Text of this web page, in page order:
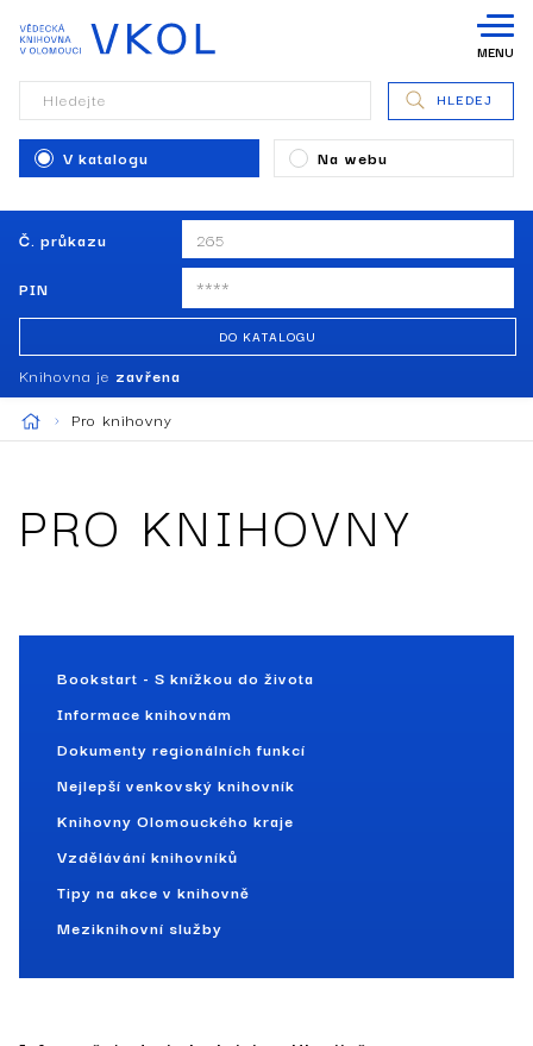
Č. průkazu
PIN
DO KATALOGU
Knihovna je zavřena
MENU
Hledejte
V katalogu Na webu
HLEDEJ
Pro knihovny
PRO KNIHOVNY
Bookstart - S knížkou do života
Informace knihovnám
Dokumenty regionálních funkcí
Nejlepší venkovský knihovník
Knihovny Olomouckého kraje
Vzdělávání knihovníků
Tipy na akce v knihovně
Meziknihovní služby